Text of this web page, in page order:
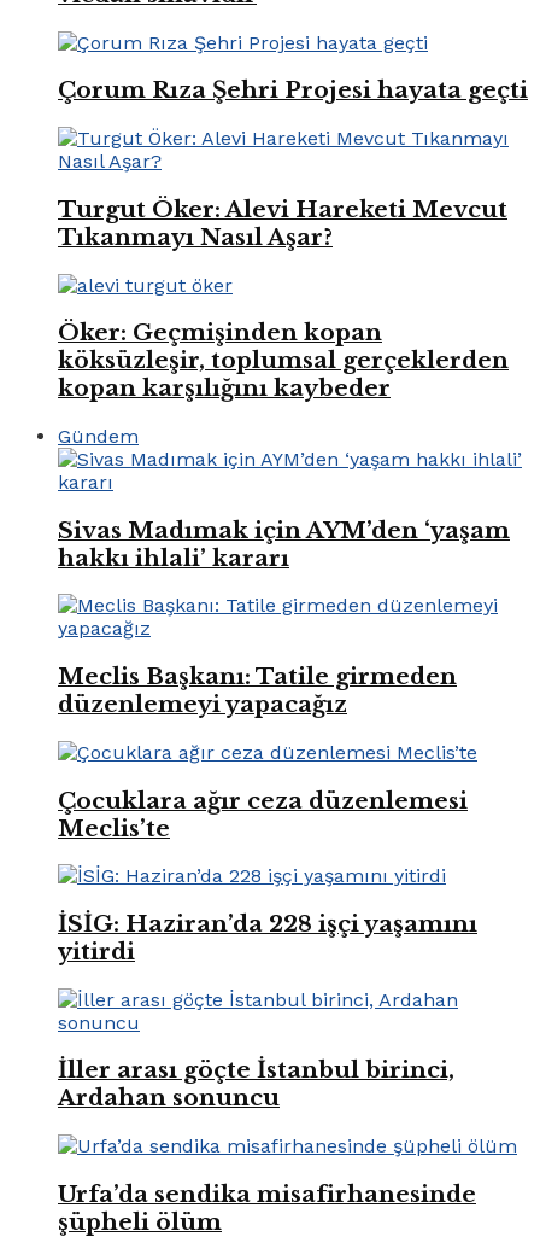
Çorum Rıza Şehri Projesi hayata geçti
Turgut Öker: Alevi Hareketi Mevcut
Tıkanmayı Nasıl Aşar?
Öker: Geçmişinden kopan
köksüzleşir, toplumsal gerçeklerden
kopan karşılığını kaybeder
Gündem
Sivas Madımak için AYM’den ‘yaşam
hakkı ihlali’ kararı
Meclis Başkanı: Tatile girmeden
düzenlemeyi yapacağız
Çocuklara ağır ceza düzenlemesi
Meclis’te
İSİG: Haziran’da 228 işçi yaşamını
yitirdi
İller arası göçte İstanbul birinci,
Ardahan sonuncu
Urfa’da sendika misafirhanesinde
şüpheli ölüm